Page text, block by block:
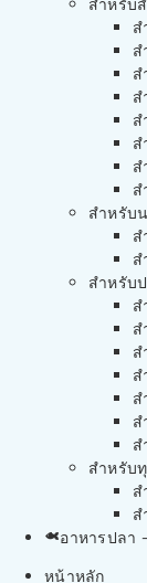
ส
ส
ส
ส
ส
ส
ส
ส
สำหรับ
ส
ส
สำหรับ
ส
ส
ส
ส
ส
ส
ส
สำหรับ
ส
ส
อาหารปลา
หน้าหลัก